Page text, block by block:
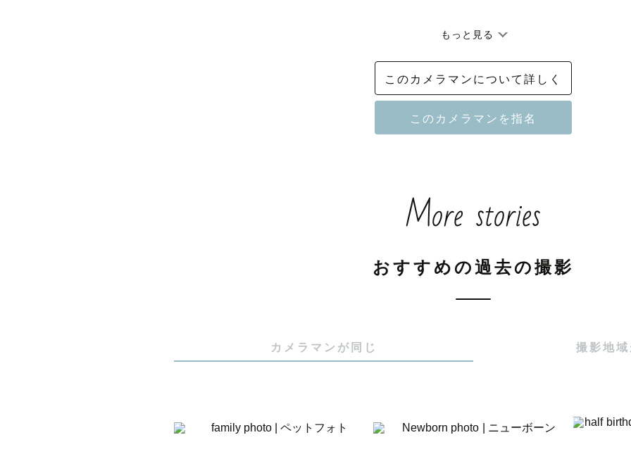
❊こどもと関わることがだいすき👼🏻
〘  やさしく、丁寧に、みなさまとのお時間を大切にしながら撮影
シンガー🎶
もっと見る
このカメラマンについて詳しく
More stories
おすすめの過去の撮影
カメラマンが同じ 撮影地